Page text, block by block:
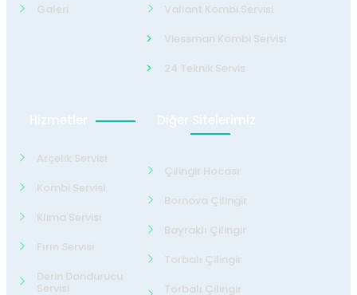
Galeri
Valiant Kombi Servisi
Viessman Kombi Servisi
24 Teknik Servis
Hizmetler
Arçelik Servisi
Kombi Servisi
Klima Servisi
Fırın Servisi
Derin Dondurucu
Servisi
Diğer Sitelerimiz
Çilingir Hocası
Bornova Çilingir
Bayraklı Çilingir
Torbalı Çilingir
Torbalı Çilingir